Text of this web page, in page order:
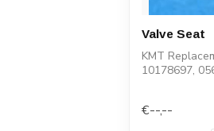
Valve Seat
KMT
10178697,
€--,--